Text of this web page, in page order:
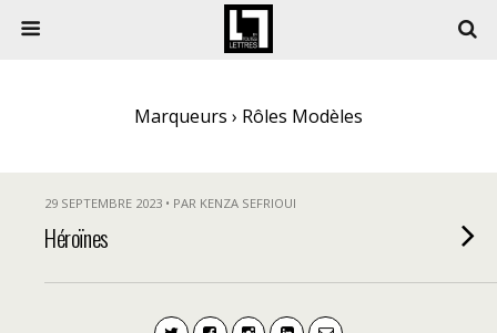
Marqueurs › Rôles Modèles
29 SEPTEMBRE 2023 • PAR KENZA SEFRIOUI
Héroïnes